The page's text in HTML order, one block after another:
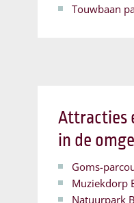
Touwbaan
Attracties
in de
Goms-
Muziekdorp
Natuurpark